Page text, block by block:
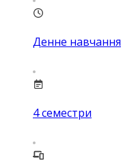
Денне навчання
4семестри